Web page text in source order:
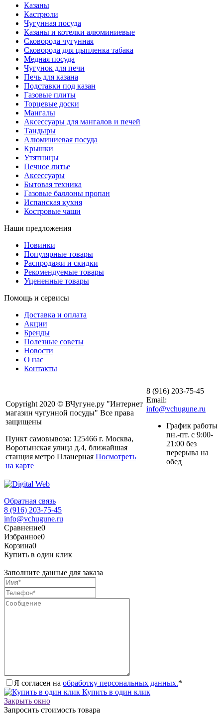
Казаны
Кастрюли
Чугунная посуда
Казаны и котелки алюминиевые
Сковорода чугунная
Сковорода для цыпленка табака
Медная посуда
Чугунок для печи
Печь для казана
Подставки под казан
Газовые плиты
Торцевые доски
Мангалы
Аксессуары для мангалов и печей
Тандыры
Алюминиевая посуда
Крышки
Утятницы
Печное литье
Аксессуары
Бытовая техника
Газовые баллоны пропан
Испанская кухня
Костровые чаши
Наши предложения
Новинки
Популярные товары
Распродажи и скидки
Рекомендуемые товары
Уцененные товары
Помощь и сервисы
Доставка и оплата
Акции
Бренды
Полезные советы
Новости
О нас
Контакты
Copyright 2020 © ВЧугуне.ру "Интернет
магазин чугунной посуды" Все права
защищены
Пункт самовывоза: 125466 г. Москва,
Воротынская улица д.4, ближайшая
станция метро Планерная Посмотреть
на карте
8 (916) 203-75-45
Email:
info@vchugune.ru
График работы
пн.-пт. с 9:00-
21:00 без
перерыва на
обед
Обратная связь
8 (916) 203-75-45
info@vchugune.ru
Сравнение0
Избранное0
Корзина0
Купить в один клик
Заполните данные для заказа
Я согласен на обработку персональных данных.*
Купить в один клик
Закрыть окно
Запросить стоимость товара